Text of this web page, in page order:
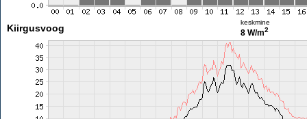
Kiirgusvoog
keskmine
8 W/m2